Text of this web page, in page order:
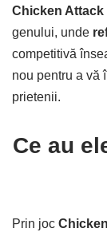
Chicken Attack
genului, unde
competitivă
nou pentru a vă
prietenii.
Ce au
Prin joc